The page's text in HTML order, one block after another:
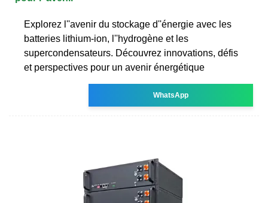
Explorez l''avenir du stockage d''énergie avec les
batteries lithium-ion, l''hydrogène et les
supercondensateurs. Découvrez innovations, défis
et perspectives pour un avenir énergétique
WhatsApp